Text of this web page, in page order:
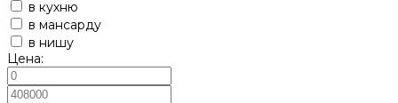
в кухню
в мансарду
в нишу
Цена: